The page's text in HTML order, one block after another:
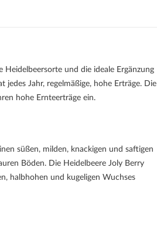
und die ideale Ergänzung
Jahr, regelmäßige, hohe Erträge. Die
hohe Ernteerträge ein.
süßen, milden, knackigen und saftigen
Böden. Die Heidelbeere Joly Berry
halbhohen und kugeligen Wuchses